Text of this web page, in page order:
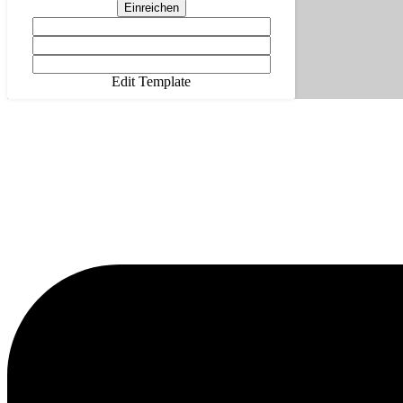
Einreichen
Edit Template